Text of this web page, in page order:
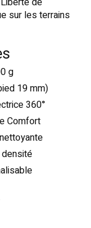
sur les terrains
g
19 mm)
360°
Comfort